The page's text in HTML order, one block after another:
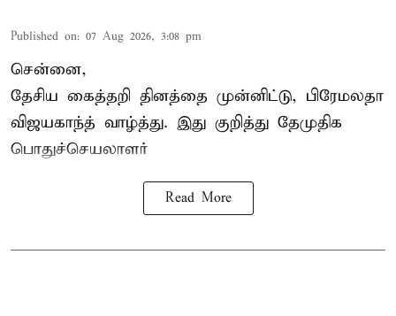
Published on: 07 Aug 2026, 3:08 pm
சென்னை,
தேசிய கைத்தறி தினத்தை முன்னிட்டு, பிரேமலதா
விஜயகாந்த் வாழ்த்து. இது குறித்து தேமுதிக
பொதுச்செயலாளர்
Read More